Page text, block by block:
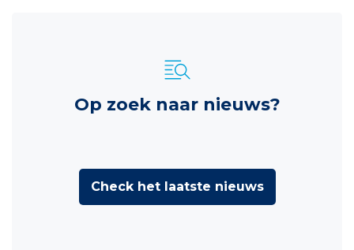
Op zoek naar nieuws?
Check het laatste nieuws